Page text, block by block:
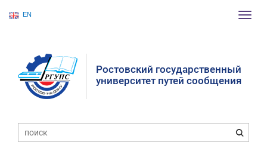
EN
Ростовский государственный
университет путей сообщения